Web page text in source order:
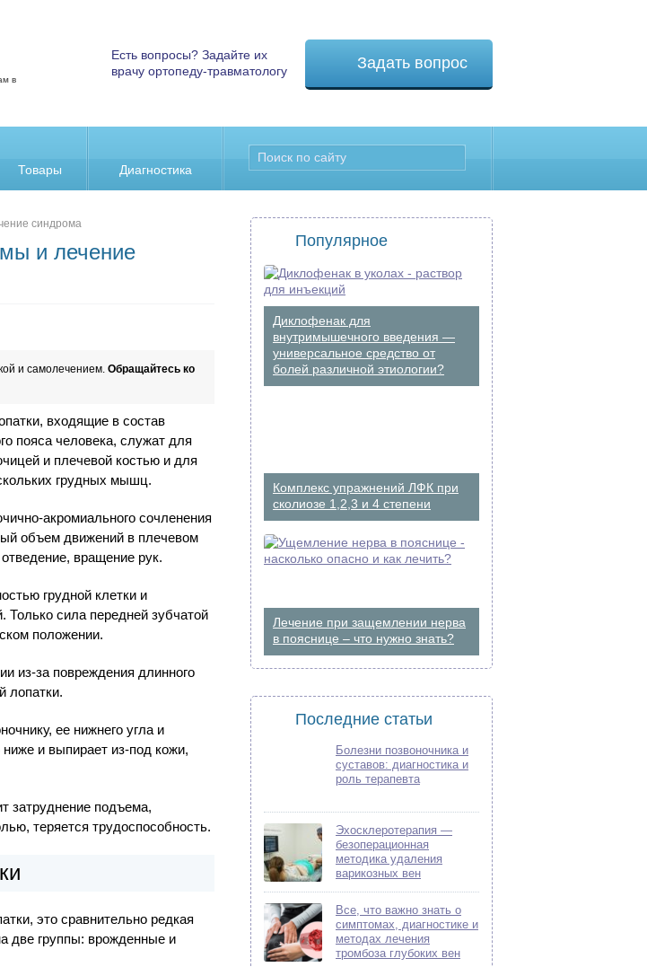
в
Есть вопросы? Задайте их
врачу ортопеду-травматологу
Задать вопрос
Товары Диагностика
синдрома
и лечение
и самолечением. Обращайтесь ко
входящие в состав
пояса человека, служат для
и плечевой костью и для
грудных мышц.
акромиального сочленения
объем движений в плечевом
вращение рук.
грудной клетки и
сила передней зубчатой
положении.
из-за повреждения длинного
лопатки.
ее нижнего угла и
и выпирает из-под кожи,
затруднение подъема,
теряется трудоспособность.
это сравнительно редкая
две группы: врожденные и
Популярное
Диклофенак для
внутримышечного введения —
универсальное средство от
болей различной этиологии?
Комплекс упражнений ЛФК при
сколиозе 1,2,3 и 4 степени
Лечение при защемлении нерва
в пояснице – что нужно знать?
Последние статьи
Болезни позвоночника и
суставов: диагностика и
роль терапевта
Эхосклеротерапия —
безоперационная
методика удаления
варикозных вен
Все, что важно знать о
симптомах, диагностике и
методах лечения
тромбоза глубоких вен